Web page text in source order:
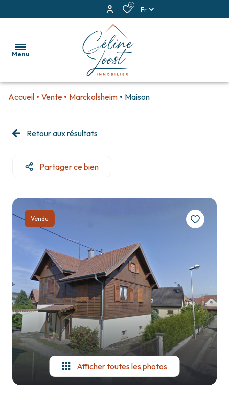
0 Fr
Menu
estimation
mail
agence
contact
Accueil Vente Marckolsheim Maison
Retour aux résultats
Partager ce bien
Vendu
Afficher toutes les photos